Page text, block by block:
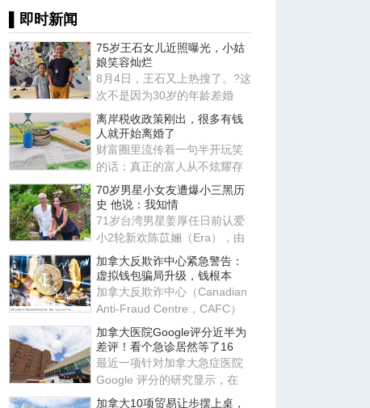
▌即时新闻
75岁王石女儿近照曝光，小姑
娘笑容灿烂
8月4日，王石又上热搜了。?这
次不是因为30岁的年龄差婚
姻，也不是因为田朴珺又说了
什
离岸税收政策刚出，很多有钱
人就开始离婚了
财富圈里流传着一句半开玩笑
的话：真正的富人从不炫耀存
款，他们炫耀的是律师、会计
师
70岁男星小女友遭爆小三黑历
史 他说：我知情
71岁台湾男星姜厚任日前认爱
小2轮新欢陈苡㛤（Era），由
于她自称台大“3硕1博”、智商
加拿大反欺诈中心紧急警告：
虚拟钱包骗局升级，钱根本
加拿大反欺诈中心（Canadian
Anti-Fraud Centre，CAFC）
近日发布最新警告，提醒所有
使
加拿大医院Google评分近半为
差评！看个急诊居然等了16
最近一项针对加拿大急症医院
Google 评分的研究显示，在
2017-2022 年间，研究团队共
加拿大10项贸易让步摆上桌，